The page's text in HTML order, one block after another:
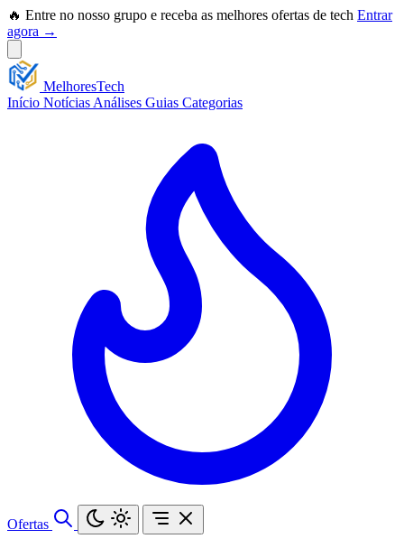
🔥 Entre no nosso grupo e receba as melhores ofertas de tech Entrar
agora →
MelhoresTech
Início Notícias Análises Guias Categorias
Ofertas